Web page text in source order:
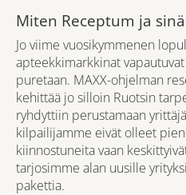
Miten Receptum ja
Jo viime vuosikymmenen
apteekkimarkkinat
puretaan. MAXX-ohjelman
kehittää jo silloin Ruotsin
ryhdyttiin perustamaan
kilpailijamme eivät olleet
kiinnostuneita vaan
tarjosimme alan uusille
pakettia.